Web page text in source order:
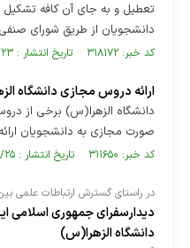
تعطیل و به جای آن کافه
دانشجویان از طریق شورای
کد خبر: ۳۱۸۱۷۲ تاریخ انتشار : ۱۳۹۷/۰۷/۲۳
ارائه دروس مجازی دانشگاه
صورت مجازی به دانشجویان
کد خبر: ۳۱۱۶۵۰ تاریخ انتشار : ۱۳۹۷/۰۶/۲۵
در راستای گسترش ارتباطات علمی
دیدارسفرای جمهوری اسلامی
دانشگاه الزهرا(س)